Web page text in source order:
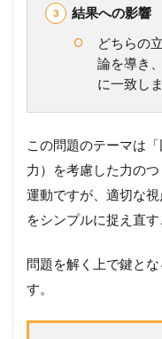
状
円
錐
振
子
1.4
発
展
例
題
1
円
結果への影響
どちらの
論を導き
に一致しま
この問題のテーマは
力）を考慮した力の
運動ですが、適切な
をシンプルに捉え直す
問題を解く上で鍵と
す。